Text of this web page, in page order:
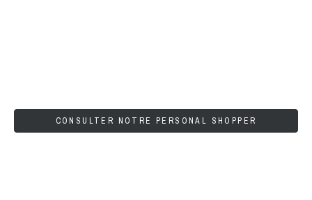
CONSULTER NOTRE PERSONAL SHOPPER